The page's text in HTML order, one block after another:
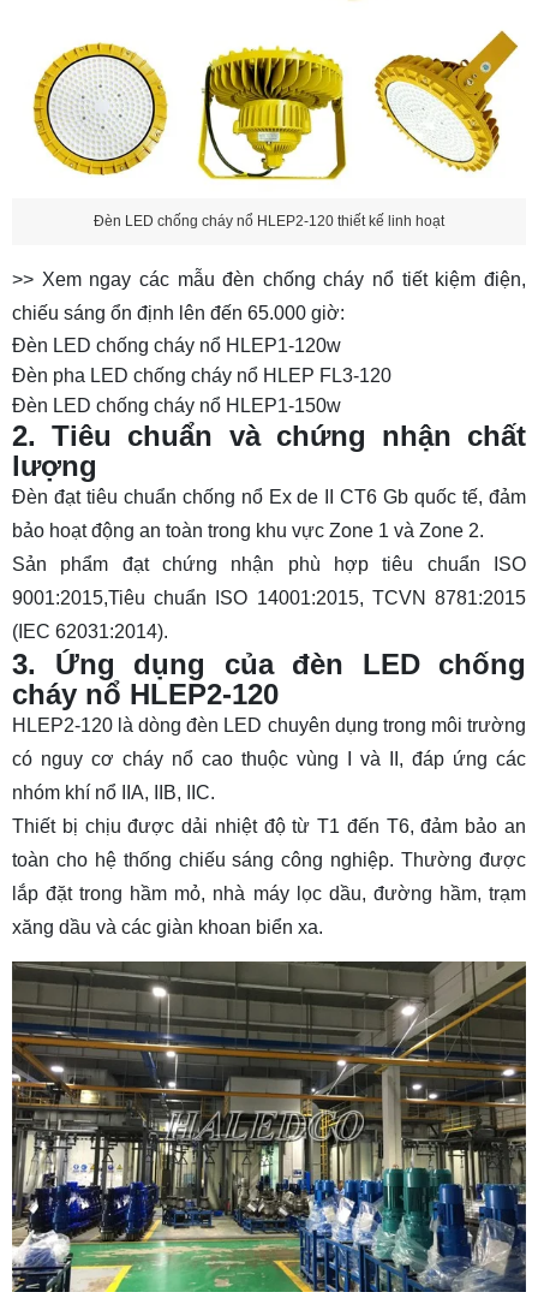
Đèn LED chống cháy nổ HLEP2-120 thiết kế linh hoạt
>> Xem ngay các mẫu đèn chống cháy nổ tiết kiệm điện,
chiếu sáng ổn định lên đến 65.000 giờ:
Đèn LED chống cháy nổ HLEP1-120w
Đèn pha LED chống cháy nổ HLEP FL3-120
Đèn LED chống cháy nổ HLEP1-150w
2. Tiêu chuẩn và chứng nhận chất
lượng
Đèn đạt tiêu chuẩn chống nổ Ex de II CT6 Gb quốc tế, đảm
bảo hoạt động an toàn trong khu vực Zone 1 và Zone 2.
Sản phẩm đạt chứng nhận phù hợp tiêu chuẩn ISO
9001:2015,Tiêu chuẩn ISO 14001:2015, TCVN 8781:2015
(IEC 62031:2014).
3. Ứng dụng của đèn LED chống
cháy nổ HLEP2-120
HLEP2-120 là dòng đèn LED chuyên dụng trong môi trường
có nguy cơ cháy nổ cao thuộc vùng I và II, đáp ứng các
nhóm khí nổ IIA, IIB, IIC.
Thiết bị chịu được dải nhiệt độ từ T1 đến T6, đảm bảo an
toàn cho hệ thống chiếu sáng công nghiệp. Thường được
lắp đặt trong hầm mỏ, nhà máy lọc dầu, đường hầm, trạm
xăng dầu và các giàn khoan biển xa.